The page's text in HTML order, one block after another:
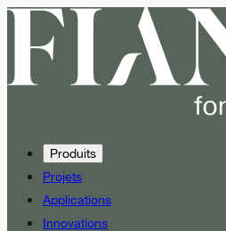
Produits
Projets
Applications
Innovations